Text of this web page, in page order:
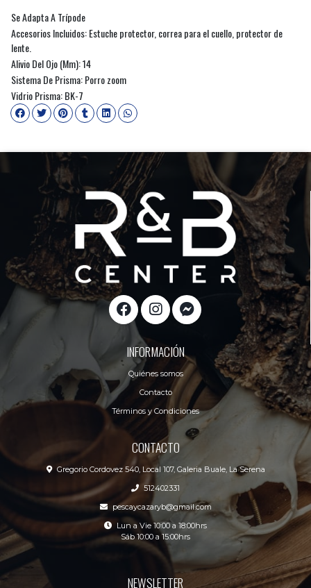
Se Adapta A Trípode
Accesorios Incluidos: Estuche protector, correa para el cuello, protector de
lente.
Alivio Del Ojo (Mm): 14
Sistema De Prisma: Porro zoom
Vidrio Prisma: BK-7
INFORMACIÓN
Quiénes somos
Contacto
Términos y Condiciones
CONTACTO
Gregorio Cordovez 540, Local 107, Galeria Buale, La Serena
512402331
pescaycazaryb@gmail.com
Lun a Vie 10:00 a 18:00hrs
Sáb 10:00 a 15:00hrs
NEWSLETTER